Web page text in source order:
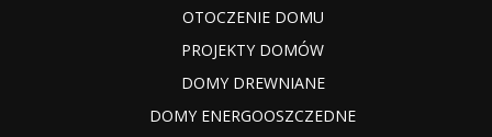
OTOCZENIE DOMU
PROJEKTY DOMÓW
DOMY DREWNIANE
DOMY ENERGOOSZCZEDNE